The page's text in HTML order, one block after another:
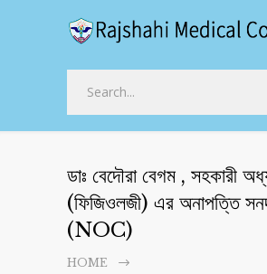
ডাঃ বেদৌরা বেগম , সহকারী
(ফিজিওলজী) এর অনাপত্তি
(NOC)
HOME